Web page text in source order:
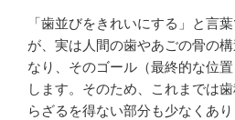
「歯並びをきれいにする」と言
が、実は人間の歯やあごの骨の
なり、そのゴール（最終的な位
します。そのため、これまでは
らざるを得ない部分も少なくあり